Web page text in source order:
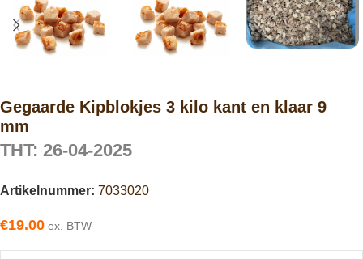
Gegaarde Kipblokjes 3 kilo kant en klaar 9
mm
THT: 26-04-2025
Artikelnummer: 7033020
€19.00 ex. BTW